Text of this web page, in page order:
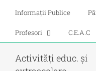
Informații Publice
Profesori C.E.A.C
Activități educ. și